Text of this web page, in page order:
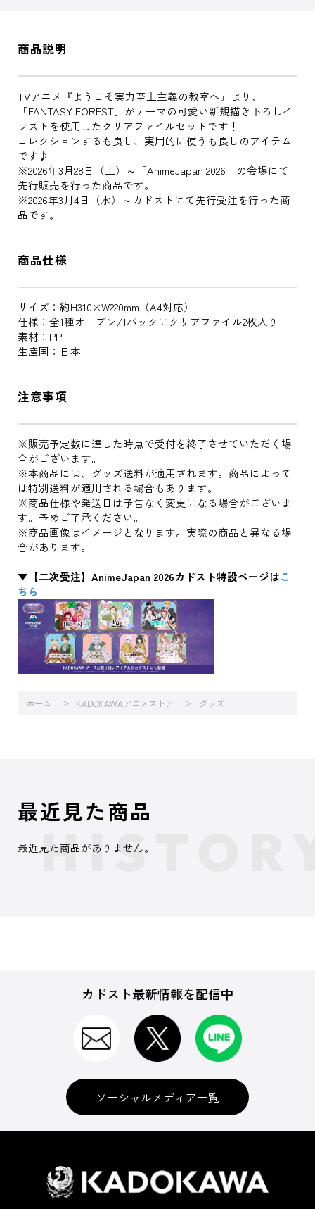
商品説明
TVアニメ『ようこそ実力至上主義の教室へ』より、
「FANTASY FOREST」がテーマの可愛い新規描き下ろしイ
ラストを使用したクリアファイルセットです！
コレクションするも良し、実用的に使うも良しのアイテム
です♪
※2026年3月28日（土）～「AnimeJapan 2026」の会場にて
先行販売を行った商品です。
※2026年3月4日（水）～カドストにて先行受注を行った商
品です。
商品仕様
サイズ：約H310×W220mm（A4対応）
仕様：全1種オープン/1パックにクリアファイル2枚入り
素材：PP
生産国：日本
注意事項
※販売予定数に達した時点で受付を終了させていただく場
合がございます。
※本商品には、グッズ送料が適用されます。商品によって
は特別送料が適用される場合もあります。
※商品仕様や発送日は予告なく変更になる場合がございま
す。予めご了承ください。
※商品画像はイメージとなります。実際の商品と異なる場
合があります。
▼【二次受注】AnimeJapan 2026カドスト特設ページはこ
ちら
ホーム KADOKAWAアニメストア グッズ
最近見た商品
最近見た商品がありません。
カドスト最新情報を配信中
ソーシャルメディア一覧